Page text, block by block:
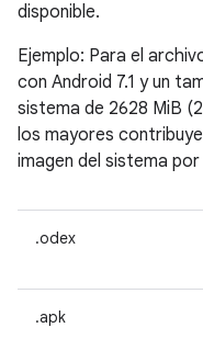
disponible.
Ejemplo: Para el
con Android 7.1 y un
sistema de 2628 MiB
los mayores
imagen del sistema
.odex
.apk